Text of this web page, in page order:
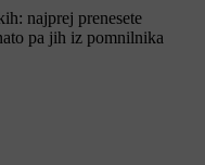
najprej prenesete
pa jih iz pomnilnika